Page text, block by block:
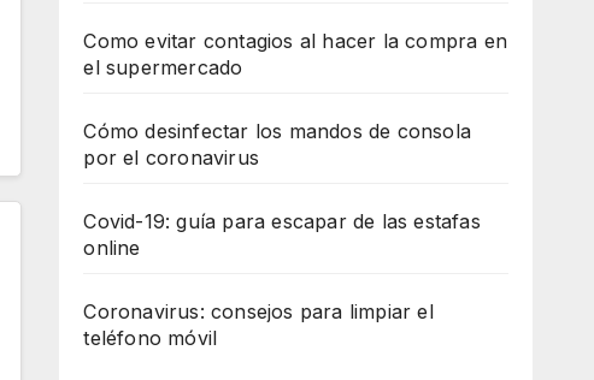
Como evitar contagios al hacer la compra en
el supermercado
Cómo desinfectar los mandos de consola
por el coronavirus
Covid-19: guía para escapar de las estafas
online
Coronavirus: consejos para limpiar el
teléfono móvil